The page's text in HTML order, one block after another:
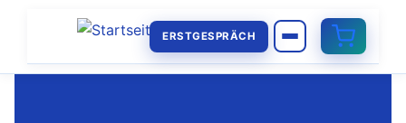
ERSTGESPRÄCH